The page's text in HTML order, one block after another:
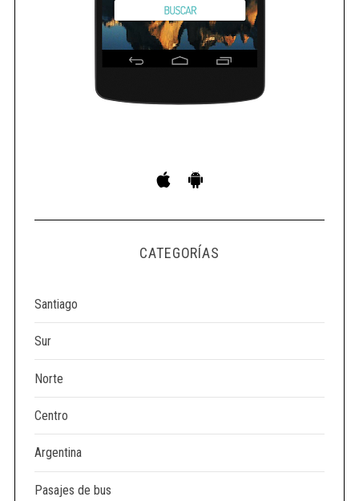
CATEGORÍAS
Santiago
Sur
Norte
Centro
Argentina
Pasajes de bus